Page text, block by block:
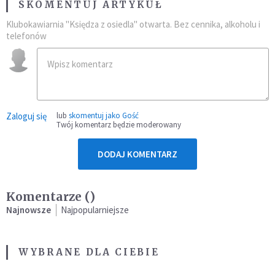
SKOMENTUJ ARTYKUŁ
Klubokawiarnia "Księdza z osiedla" otwarta. Bez cennika, alkoholu i
telefonów
Zaloguj się lub skomentuj jako Gość
Twój komentarz będzie moderowany
DODAJ KOMENTARZ
Komentarze ()
Najnowsze Najpopularniejsze
WYBRANE DLA CIEBIE